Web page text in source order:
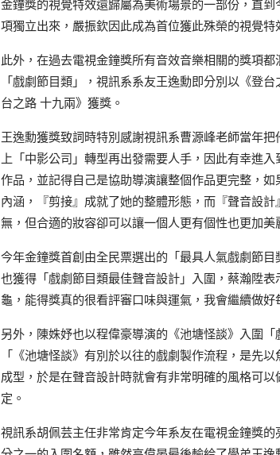
金鐘獎的視覺特效還歸屬為美術場景的一部份，直
項獨立出來，嚴振欽因此成為首位獲此殊榮的視覺特
此外，在過去電視金鐘獎所有音效音樂相關的獎項
「戲劇節目類」，視訊系系友王逸勳即分別以《登
台之路 十九兩》獲獎。
王逸勳獲獎致詞時特別感謝視訊系曹源峰老師當年
上「中影公司」轉型再出發需要人手，因此有幸進
作品，並記得自己是協助導演讓整個作品更完整，
內涵，『剪接』成就了她的整體形態，而『聲音設
無，但合適的妝容卻可以讓一個人更有個性也更加美
今年金鐘獎首創由全民票選出的「最具人氣戲劇節
也獲得「戲劇節目類最佳聲音設計」入圍，蔡瀚陞
龜，能得獎真的很看評審口味與運氣，我會繼續做好
另外，陳姝妤也以程偉豪導演的《池塘怪談》入圍
「《池塘怪談》有別於以往的戲劇製作流程，是先
成型，於是在聲音設計時就會有非常明確的風格可
定。
視訊系胡佩芸主任非常肯定今年系友在電視金鐘獎